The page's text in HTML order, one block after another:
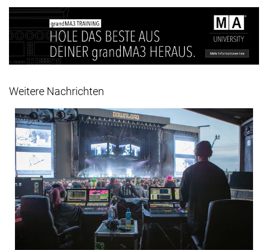
Weitere Nachrichten